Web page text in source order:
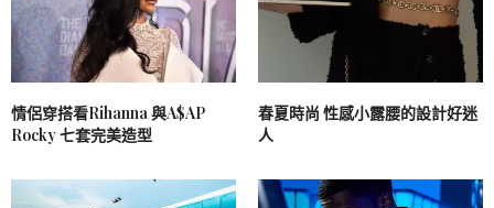
情侶穿搭看Rihanna 與A$AP
Rocky 七套完美造型
春夏時尚 性感小露腰的設計好迷
人